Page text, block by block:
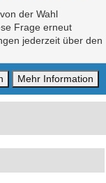
der Wahl
Frage erneut
jederzeit über den